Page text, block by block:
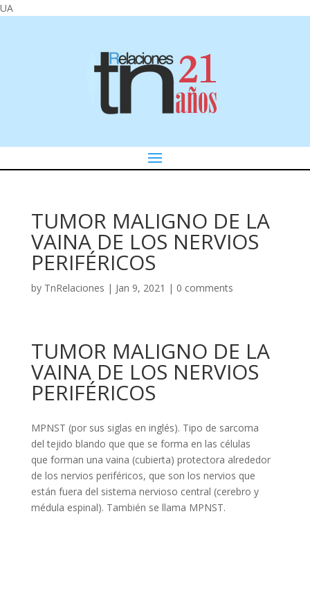
UA
TUMOR MALIGNO DE LA
VAINA DE LOS NERVIOS
PERIFÉRICOS
by TnRelaciones | Jan 9, 2021 | 0 comments
TUMOR MALIGNO DE LA
VAINA DE LOS NERVIOS
PERIFÉRICOS
MPNST (por sus siglas en inglés). Tipo de sarcoma
del tejido blando que que se forma en las células
que forman una vaina (cubierta) protectora alrededor
de los nervios periféricos, que son los nervios que
están fuera del sistema nervioso central (cerebro y
médula espinal). También se llama MPNST.